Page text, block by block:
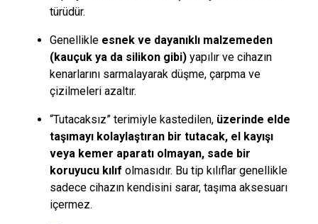
türüdür.
Genellikle esnek ve dayanıklı malzemeden
(kauçuk ya da silikon gibi) yapılır ve cihazın
kenarlarını sarmalayarak düşme, çarpma ve
çizilmeleri azaltır.
“Tutacaksız” terimiyle kastedilen, üzerinde elde
taşımayı kolaylaştıran bir tutacak, el kayışı
veya kemer aparatı olmayan, sade bir
koruyucu kılıf olmasıdır. Bu tip kılıflar genellikle
sadece cihazın kendisini sarar, taşıma aksesuarı
içermez.